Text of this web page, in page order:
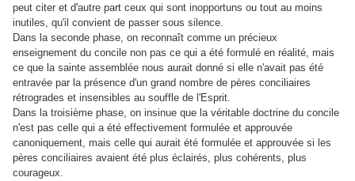
peut citer et d'autre part ceux qui sont inopportuns ou tout au moins
inutiles, qu'il convient de passer sous silence.
Dans la seconde phase, on reconnaît comme un précieux
enseignement du concile non pas ce qui a été formulé en réalité, mais
ce que la sainte assemblée nous aurait donné si elle n'avait pas été
entravée par la présence d'un grand nombre de pères conciliaires
rétrogrades et insensibles au souffle de l'Esprit.
Dans la troisième phase, on insinue que la véritable doctrine du concile
n'est pas celle qui a été effectivement formulée et approuvée
canoniquement, mais celle qui aurait été formulée et approuvée si les
pères conciliaires avaient été plus éclairés, plus cohérents, plus
courageux.